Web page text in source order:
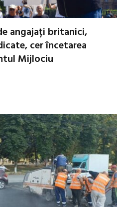
angajați britanici,
cer încetarea
Mijlociu